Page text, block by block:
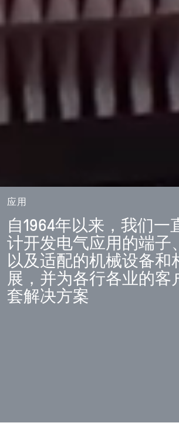
应用
自1964年以来，我们一
计开发电气应用的端子
以及适配的机械设备和
展，并为各行各业的客
套解决方案